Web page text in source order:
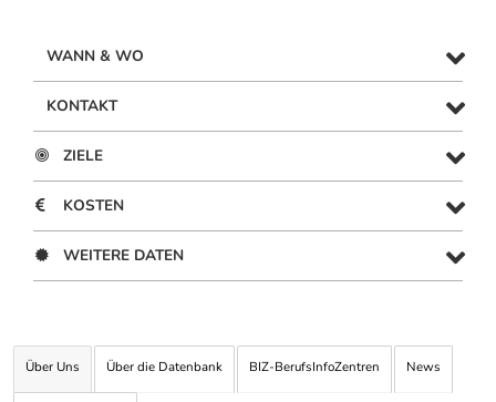
WANN & WO
KONTAKT
ZIELE
KOSTEN
WEITERE DATEN
Über Uns Über die Datenbank BIZ-BerufsInfoZentren News